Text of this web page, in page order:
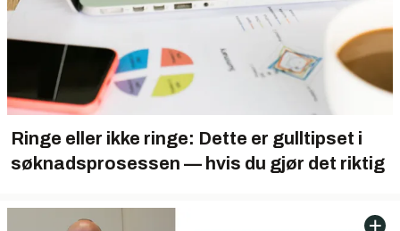
Ringe eller ikke ringe: Dette er gulltipset i
søknadsprosessen — hvis du gjør det riktig